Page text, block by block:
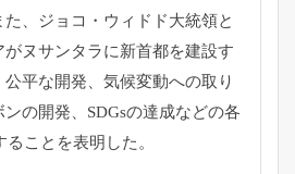
、ジョコ・ウィドド大統領と
ヌサンタラに新首都を建設す
平な開発、気候変動への取り
の開発、SDGsの達成などの各
ことを表明した。